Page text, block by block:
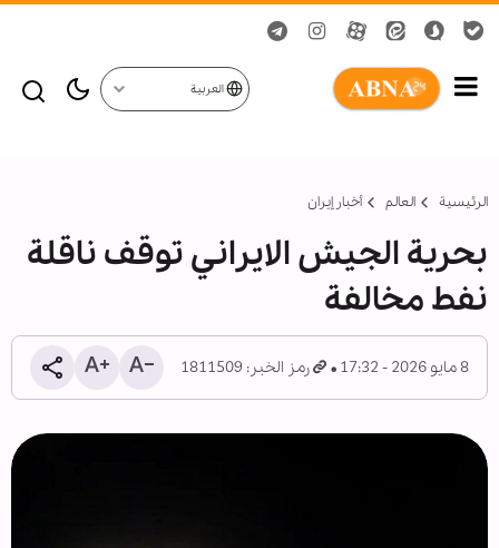
العربية
الرئيسية العالم أخبار إيران
بحرية الجيش الايراني توقف ناقلة
نفط مخالفة
8 مايو 2026 - 17:32 رمز الخبر: 1811509